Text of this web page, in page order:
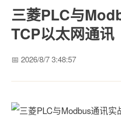
三菱PLC与
TCP以太网通讯
📅 2026/8/7 3:48:57